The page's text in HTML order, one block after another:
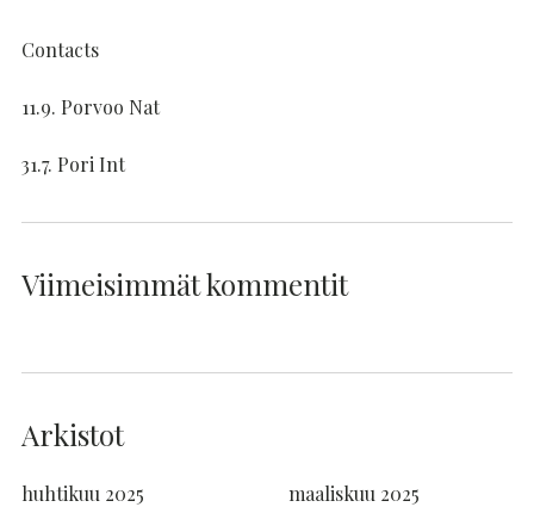
Contacts
11.9. Porvoo Nat
31.7. Pori Int
Viimeisimmät kommentit
Arkistot
huhtikuu 2025
maaliskuu 2025